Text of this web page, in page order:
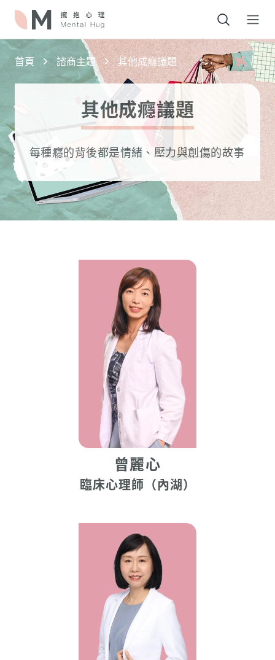
首頁 諮商主題 其他成癮議題
其他成癮議題
每種癮的背後都是情緒、壓力與創傷的故事
曾麗心
臨床心理師（內湖）